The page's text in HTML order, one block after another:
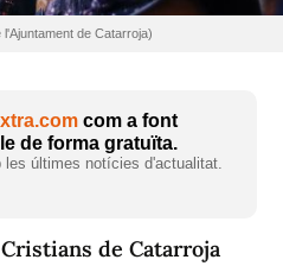
de Catarroja)
com a font
de forma gratuïta.
les últimes notícies d'actualitat.
de Catarroja